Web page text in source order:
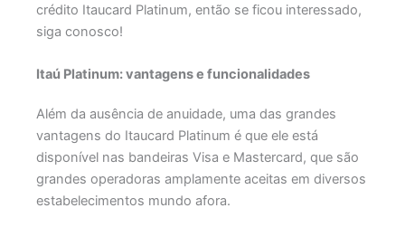
crédito Itaucard Platinum, então se ficou interessado,
siga conosco!
Itaú Platinum: vantagens e funcionalidades
Além da ausência de anuidade, uma das grandes
vantagens do Itaucard Platinum é que ele está
disponível nas bandeiras Visa e Mastercard, que são
grandes operadoras amplamente aceitas em diversos
estabelecimentos mundo afora.